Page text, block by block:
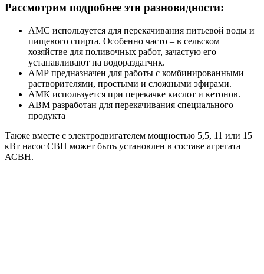
Рассмотрим подробнее эти разновидности:
АМС используется для перекачивания питьевой воды и
пищевого спирта. Особенно часто – в сельском
хозяйстве для поливочных работ, зачастую его
устанавливают на водораздатчик.
АМР предназначен для работы с комбинированными
растворителями, простыми и сложными эфирами.
АМК используется при перекачке кислот и кетонов.
АВМ разработан для перекачивания специального
продукта
Также вместе с электродвигателем мощностью 5,5, 11 или 15
кВт насос СВН может быть установлен в составе агрегата
АСВН.